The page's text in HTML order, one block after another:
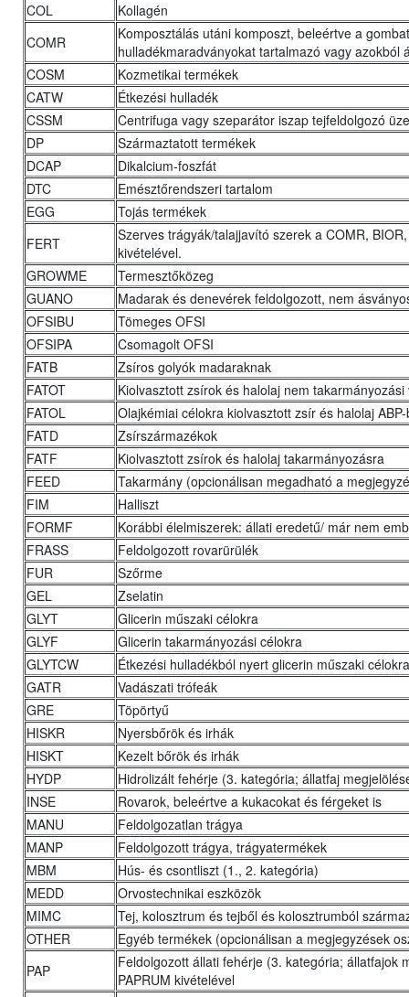
COL
Kollagén
COMR
Komposztálás utáni komposzt, beleértve a
hulladékmaradványokat tartalmazó vagy azokból
COSM
Kozmetikai termékek
CATW
Étkezési hulladék
CSSM
Centrifuga vagy szeparátor iszap tejfeldolgozó
DP
Származtatott termékek
DCAP
Dikalcium-foszfát
DTC
Emésztőrendszeri tartalom
EGG
Tojás termékek
FERT
Szerves trágyák/talajjavító szerek a COMR,
kivételével.
GROWME
Termesztőközeg
GUANO
Madarak és denevérek feldolgozott, nem
OFSIBU
Tömeges OFSI
OFSIPA
Csomagolt OFSI
FATB
Zsíros golyók madaraknak
FATOT
Kiolvasztott zsírok és halolaj nem
FATOL
Olajkémiai célokra kiolvasztott zsír és halolaj
FATD
Zsírszármazékok
FATF
Kiolvasztott zsírok és halolaj takarmányozásra
FEED
Takarmány (opcionálisan megadható a
FIM
Halliszt
FORMF
Korábbi élelmiszerek: állati eredetű/ már nem
FRASS
Feldolgozott rovarürülék
FUR
Szőrme
GEL
Zselatin
GLYT
Glicerin műszaki célokra
GLYF
Glicerin takarmányozási célokra
GLYTCW
Étkezési hulladékból nyert glicerin műszaki célokra
GATR
Vadászati trófeák
GRE
Töpörtyű
HISKR
Nyersbőrök és irhák
HISKT
Kezelt bőrök és irhák
HYDP
Hidrolizált fehérje (3. kategória; állatfaj
INSE
Rovarok, beleértve a kukacokat és férgeket is
MANU
Feldolgozatlan trágya
MANP
Feldolgozott trágya, trágyatermékek
MBM
Hús- és csontliszt (1., 2. kategória)
MEDD
Orvostechnikai eszközök
MIMC
Tej, kolosztrum és tejből és kolosztrumból
OTHER
Egyéb termékek (opcionálisan a megjegyzések
PAP
Feldolgozott állati fehérje (3. kategória; állatfajok
PAPRUM kivételével